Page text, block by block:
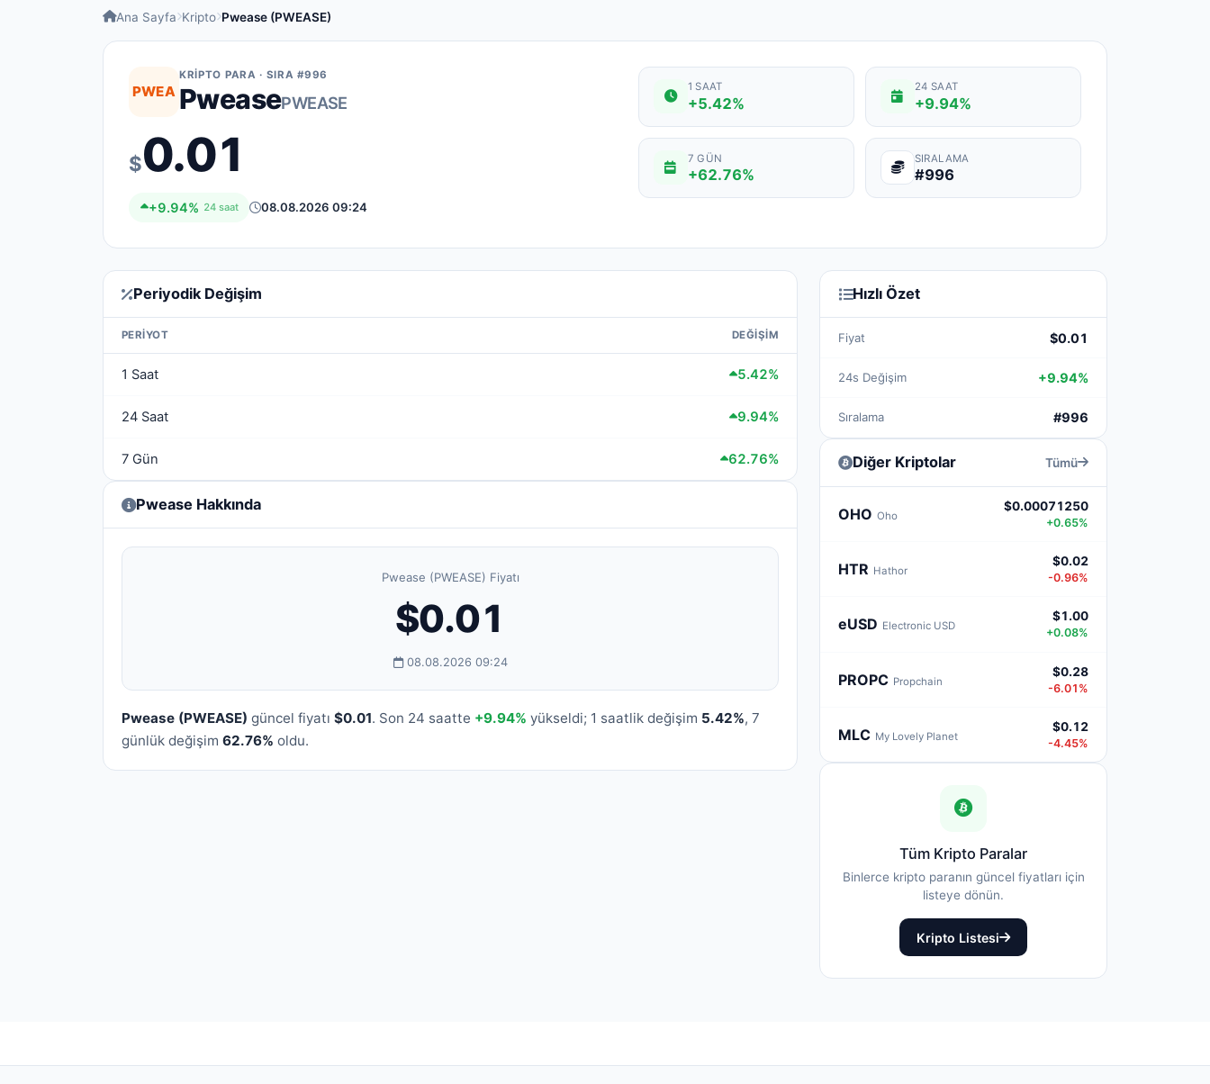
Ana Sayfa Kripto Pwease (PWEASE)
PWEA
KRIPTO PARA · SIRA #996
PweasePWEASE
$0.01
+9.94% 24 saat 08.08.2026 09:24
1 SAAT
+5.42%
24 SAAT
+9.94%
7 GÜN
+62.76%
SIRALAMA
#996
Periyodik Değişim
PERIYOT DEĞIŞIM
1 Saat 5.42%
24 Saat 9.94%
7 Gün 62.76%
Pwease Hakkında
Pwease (PWEASE) Fiyatı
$0.01
08.08.2026 09:24
Pwease (PWEASE) güncel fiyatı $0.01. Son 24 saatte +9.94% yükseldi; 1 saatlik değişim 5.42%, 7
günlük değişim 62.76% oldu.
Hızlı Özet
Fiyat $0.01
24s Değişim +9.94%
Sıralama #996
Diğer Kriptolar Tümü
OHO Oho
$0.00071250
+0.65%
HTR Hathor
$0.02
-0.96%
eUSD Electronic USD
$1.00
+0.08%
PROPC Propchain
$0.28
-6.01%
MLC My Lovely Planet
$0.12
-4.45%
Tüm Kripto Paralar
Binlerce kripto paranın güncel fiyatları için
listeye dönün.
Kripto Listesi